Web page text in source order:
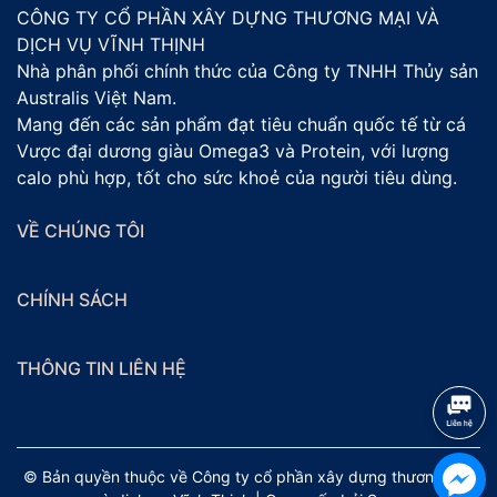
CÔNG TY CỔ PHẦN XÂY DỰNG THƯƠNG MẠI VÀ
DỊCH VỤ VĨNH THỊNH
Nhà phân phối chính thức của Công ty TNHH Thủy sản
Australis Việt Nam.
Mang đến các sản phẩm đạt tiêu chuẩn quốc tế từ cá
Vược đại dương giàu Omega3 và Protein, với lượng
calo phù hợp, tốt cho sức khoẻ của người tiêu dùng.
VỀ CHÚNG TÔI
CHÍNH SÁCH
THÔNG TIN LIÊN HỆ
© Bản quyền thuộc về Công ty cổ phần xây dựng thương mại